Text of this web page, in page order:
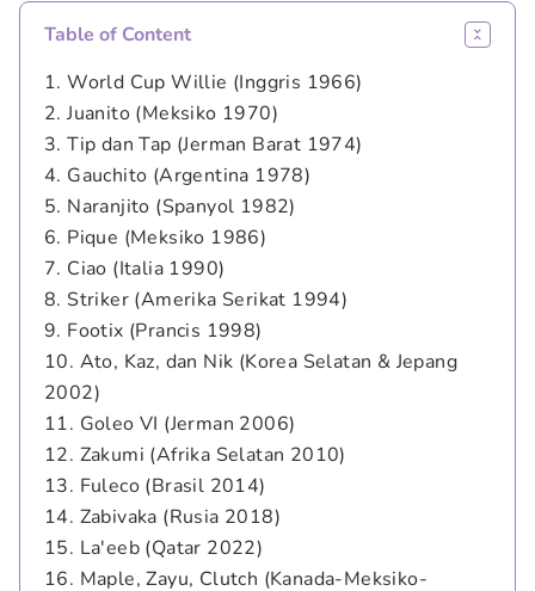
Table of Content
1. World Cup Willie (Inggris 1966)
2. Juanito (Meksiko 1970)
3. Tip dan Tap (Jerman Barat 1974)
4. Gauchito (Argentina 1978)
5. Naranjito (Spanyol 1982)
6. Pique (Meksiko 1986)
7. Ciao (Italia 1990)
8. Striker (Amerika Serikat 1994)
9. Footix (Prancis 1998)
10. Ato, Kaz, dan Nik (Korea Selatan & Jepang
2002)
11. Goleo VI (Jerman 2006)
12. Zakumi (Afrika Selatan 2010)
13. Fuleco (Brasil 2014)
14. Zabivaka (Rusia 2018)
15. La'eeb (Qatar 2022)
16. Maple, Zayu, Clutch (Kanada-Meksiko-